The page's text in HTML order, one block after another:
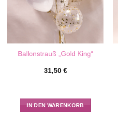
Ballonstrauß „Gold King“
31,50 €
IN DEN WARENKORB